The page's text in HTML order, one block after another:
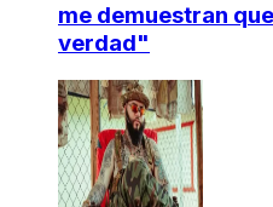
me demuestran
verdad"